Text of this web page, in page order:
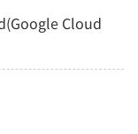
Cloud